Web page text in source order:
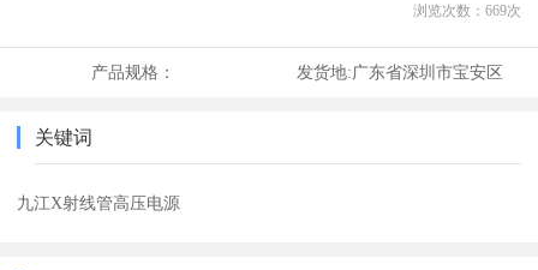
浏览次数： 669次
产品规格： 发货地:广东省深圳市宝安区
关键词
九江X射线管高压电源